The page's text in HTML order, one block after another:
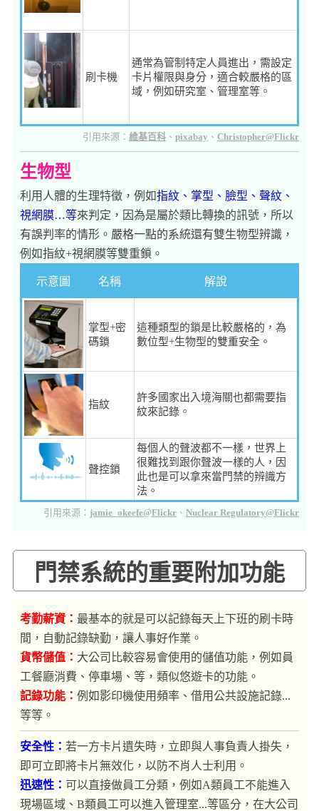
刷卡機
通常為管制特定人員進出，需設定
卡片權限與身分，適合較嚴格的區
域，例如研究室、管理室等。
引用來源：維基百科 、pixabay 、Christopher@Flickr
生物型
利用人體的生理特徵，例如指紋、掌型、臉型、聲紋、
視網膜…等來判定，因為是屬於類比轉換的訊號，所以
有誤判率的情形。嚴格一點的系統還有雙生物型辨識，
例如指紋+視網膜等雙重鎖。
示意圖 名稱 解說
掌型+密
碼鎖
這種類型的鎖是比較嚴格的，為
數位型+生物型的雙重安全。
指紋
許多國家出入境海關也都需要指
紋來記錄。
聲控鎖
每個人的聲波都不一樣，世界上
很難找到跟你聲波一樣的人，因
此也是可以拿來當門禁的辨識方
法。
引用來源： jamie_okeefe@Flickr 、Nuclear Regulatory@Flickr
門禁系統的重要附加功能
考勤薪資： 最基本的就是可以記錄每天上下班的刷卡時
間，自動記錄缺勤，讓人事好作業。
貨幣儲值： 大公司比較容易會使用的儲值功能，例如員
工餐廳消費、停車場、等，類似悠遊卡的功能。
記錄功能： 例如影印機使用頻率、借用公共設施記錄...
等等。
安全性： 若一方卡片遺失時，立即與人事負責人掛失，
即可立即將卡片無效化，以防不肖人士利用。
迅速性： 可以直接做員工分類，例如A類員工不能進入
現場區域、B類員工可以進入管理室...等區分，在大公司